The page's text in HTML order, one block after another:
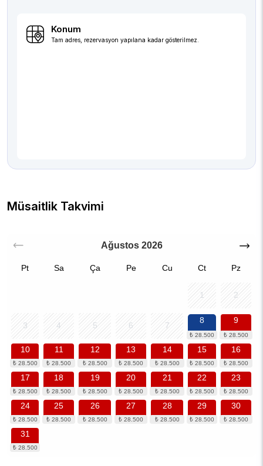
Konum
Tam adres, rezervasyon yapılana kadar gösterilmez.
Müsaitlik Takvimi
Ağustos 2026
Pt Sa Ça Pe Cu Ct Pz
1 2
3 4 5 6 7
8 9
10 11 12 13 14 15 16
17 18 19 20 21 22 23
24 25 26 27 28 29 30
31